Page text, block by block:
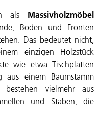
als Massivholzmöbel
Böden und Fronten
Das bedeutet nicht,
einzigen Holzstück
wie etwa Tischplatten
einem Baumstamm
bestehen vielmehr aus
und Stäben, die